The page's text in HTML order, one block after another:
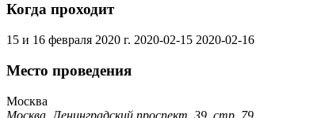
Когда проходит
15 и 16 февраля 2020 г. 2020-02-15 2020-02-16
Место проведения
Москва
Москва, Ленинградский проспект, 39, стр. 79